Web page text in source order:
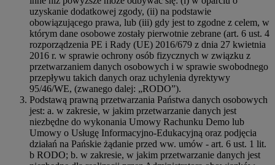
uzyskanie dodatkowej zgody, (ii) na podstawie
obowiązującego prawa, lub (iii) gdy jest to zgodne z celem, w
którym dane osobowe zostały pierwotnie zebrane (art. 6 ust. 4
rozporządzenia PE i Rady (UE) 2016/679 z dnia 27 kwietnia
2016 r. w sprawie ochrony osób fizycznych w związku z
przetwarzaniem danych osobowych i w sprawie swobodnego
przepływu takich danych oraz uchylenia dyrektywy
95/46/WE, (zwanego dalej: „RODO”).
Podstawą prawną przetwarzania Państwa danych osobowych
jest: a. w zakresie, w jakim przetwarzanie danych jest
niezbędne do wykonania Umowy Rachunku Demo lub
Umowy o Usługę Informacyjno-Edukacyjną oraz podjęcia
działań na Pańskie żądanie przed ww. umów - art. 6 ust. 1 lit.
b RODO; b. w zakresie, w jakim przetwarzanie danych jest